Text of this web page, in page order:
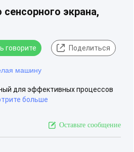
экрана,
говорите Поделиться
машину
для эффективных процессов
больше
Оставьте сообщение